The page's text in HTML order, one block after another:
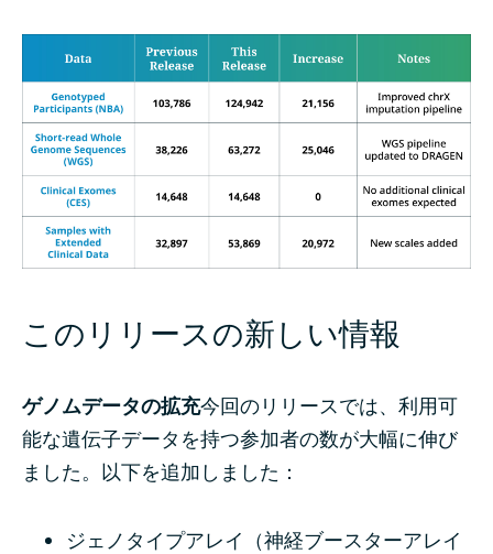
このリリースの新しい情報
ゲノムデータの拡充今回のリリースでは、利用可
能な遺伝子データを持つ参加者の数が大幅に伸び
ました。以下を追加しました：
ジェノタイプアレイ（神経ブースターアレイ